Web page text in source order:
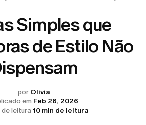
Simples que
de Estilo Não
por Olivia
em Feb 26, 2026
de leitura 10 min de leitura